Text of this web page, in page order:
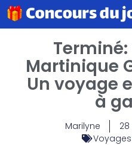
Martinique
Un voyage
à
Marilyne